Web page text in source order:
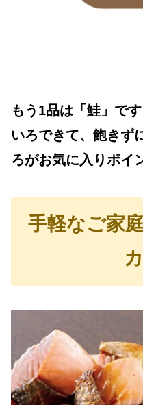
もう1品は「鮭」で
いろできて、飽きず
ろがお気に入りポイ
手軽なご家